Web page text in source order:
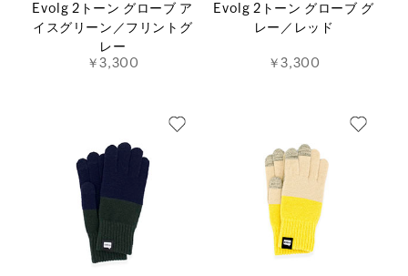
Evolg 2トーン グローブ ア
イスグリーン／フリントグ
レー
￥3,300
Evolg 2トーン グローブ グ
レー／レッド
￥3,300